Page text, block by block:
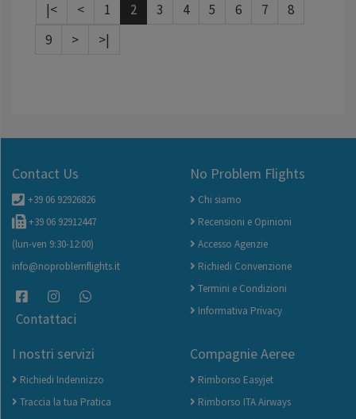
|< < 1 2 3 4 5 6 7
8
9
> >|
Contact Us
+39 06 92926826
+39 06 92912447
(lun-ven 9:30-12:00)
info@noproblemflights.it
Contattaci
No Problem Flights
Chi siamo
Recensioni e Opinioni
Accesso Agenzie
Richiedi Convenzione
Termini e Condizioni
Informativa Privacy
I nostri servizi
Richiedi Indennizzo
Traccia la tua Pratica
Compagnie Aeree
Rimborso Easyjet
Rimborso ITA Airways